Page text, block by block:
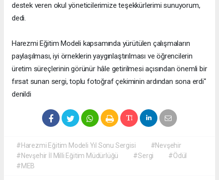
destek veren okul yöneticilerimize teşekkürlerimi sunuyorum,
dedi.
Harezmi Eğitim Modeli kapsamında yürütülen çalışmaların
paylaşılması, iyi örneklerin yaygınlaştırılması ve öğrencilerin
üretim süreçlerinin görünür hâle getirilmesi açısından önemli bir
fırsat sunan sergi, toplu fotoğraf çekiminin ardından sona erdi"
denildi
#Harezmi Eğitim Modeli Yıl Sonu Sergisi
#Nevşehir
#Nevşehir İl Milli Eğitim Müdürlüğü
#Sergi
#Ödül
#MEB